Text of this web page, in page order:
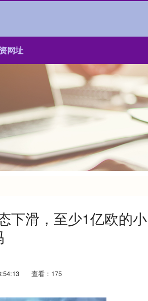
网址
下滑，至少1亿欧的小
查看：175